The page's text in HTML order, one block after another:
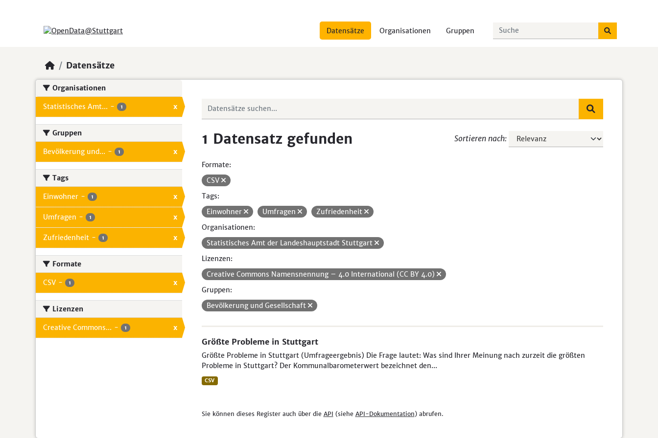
Datensätze Organisationen Gruppen
Datensätze
Organisationen
Statistisches Amt... - 1 x
Gruppen
Bevölkerung und... - 1 x
Tags
Einwohner - 1 x
Umfragen - 1 x
Zufriedenheit - 1 x
Formate
CSV - 1 x
Lizenzen
Creative Commons... - 1 x
Sortieren nach
1 Datensatz gefunden
Formate:
CSV
Tags:
Einwohner
Umfragen
Zufriedenheit
Organisationen:
Statistisches Amt der Landeshauptstadt Stuttgart
Lizenzen:
Creative Commons Namensnennung – 4.0 International (CC BY 4.0)
Gruppen:
Bevölkerung und Gesellschaft
Größte Probleme in Stuttgart
Größte Probleme in Stuttgart (Umfrageergebnis) Die Frage lautet: Was sind Ihrer Meinung nach zurzeit die größten
Probleme in Stuttgart? Der Kommunalbarometerwert bezeichnet den...
CSV
Sie können dieses Register auch über die API (siehe API-Dokumentation) abrufen.